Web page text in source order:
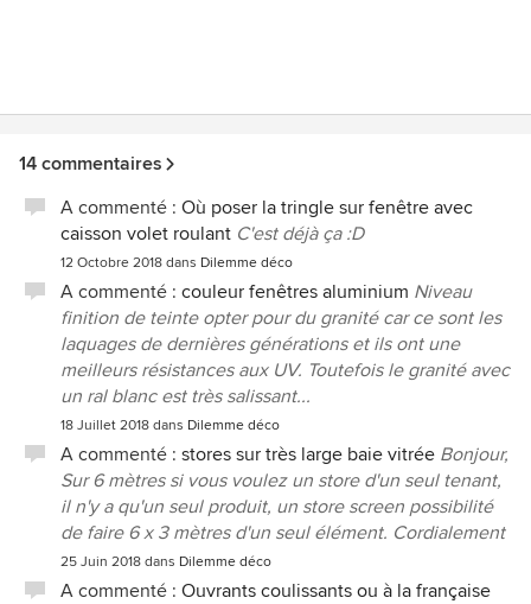
14 commentaires
A commenté : Où poser la tringle sur fenêtre avec
caisson volet roulant C'est déjà ça :D
12 Octobre 2018 dans Dilemme déco
A commenté : couleur fenêtres aluminium Niveau
finition de teinte opter pour du granité car ce sont les
laquages de dernières générations et ils ont une
meilleurs résistances aux UV. Toutefois le granité avec
un ral blanc est très salissant...
18 Juillet 2018 dans Dilemme déco
A commenté : stores sur très large baie vitrée Bonjour,
Sur 6 mètres si vous voulez un store d'un seul tenant,
il n'y a qu'un seul produit, un store screen possibilité
de faire 6 x 3 mètres d'un seul élément. Cordialement
25 Juin 2018 dans Dilemme déco
A commenté : Ouvrants coulissants ou à la française